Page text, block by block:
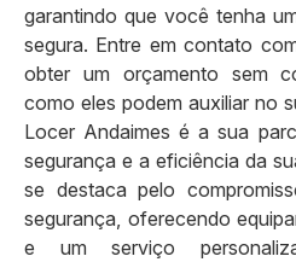
garantindo que você tenha
segura. Entre em contato
obter um orçamento sem
como eles podem auxiliar no
Locer Andaimes é a sua
segurança e a eficiência da
se destaca pelo
segurança, oferecendo
e um serviço